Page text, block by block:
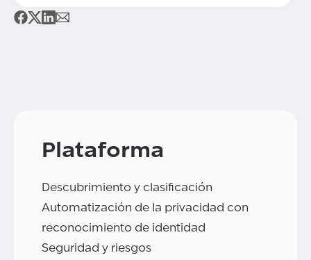
Plataforma
Descubrimiento y clasificación
Automatización de la privacidad con
reconocimiento de identidad
Seguridad y riesgos